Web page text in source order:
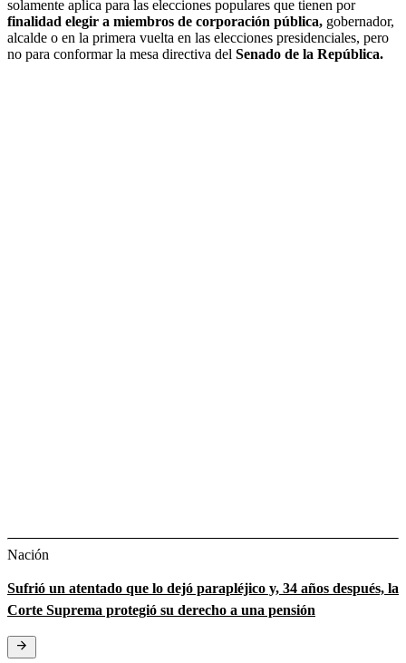
solamente aplica para las elecciones populares que tienen por
finalidad elegir a miembros de corporación pública, gobernador,
alcalde o en la primera vuelta en las elecciones presidenciales, pero
no para conformar la mesa directiva del Senado de la República.
Nación
Sufrió un atentado que lo dejó parapléjico y, 34 años después, la
Corte Suprema protegió su derecho a una pensión